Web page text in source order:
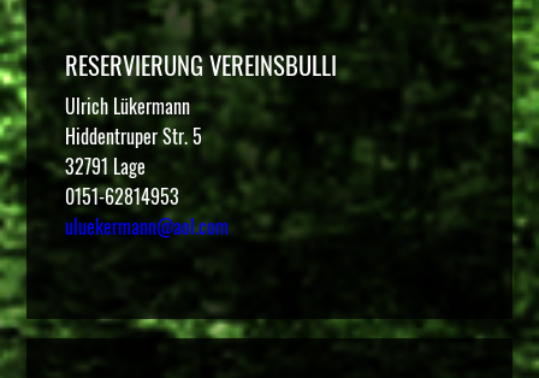
RESERVIERUNG VEREINSBULLI
Ulrich Lükermann
Hiddentruper Str. 5
32791 Lage
0151-62814953
uluekermann@aol.com